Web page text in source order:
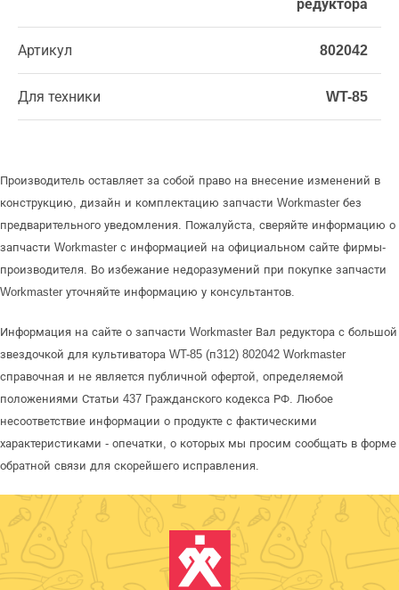
редуктора
Артикул 802042
Для техники WT-85
Производитель оставляет за собой право на внесение изменений в
конструкцию, дизайн и комплектацию запчасти Workmaster без
предварительного уведомления. Пожалуйста, сверяйте информацию о
запчасти Workmaster с информацией на официальном сайте фирмы-
производителя. Во избежание недоразумений при покупке запчасти
Workmaster уточняйте информацию у консультантов.
Информация на сайте о запчасти Workmaster Вал редуктора с большой
звездочкой для культиватора WT-85 (п312) 802042 Workmaster
справочная и не является публичной офертой, определяемой
положениями Статьи 437 Гражданского кодекса РФ. Любое
несоответствие информации о продукте с фактическими
характеристиками - опечатки, о которых мы просим сообщать в форме
обратной связи для скорейшего исправления.